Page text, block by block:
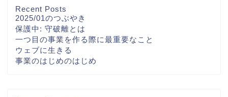
Recent Posts
2025/01のつぶやき
保護中: 守破離とは
一つ目の事業を作る際に最重要なこと
ウェブに生きる
事業のはじめのはじめ